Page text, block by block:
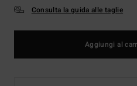
Consulta la guida alle taglie
Aggiungi al